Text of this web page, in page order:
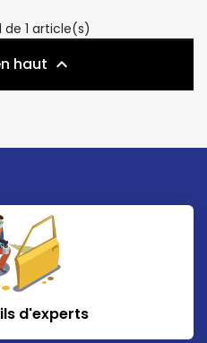
de 1 article(s)
haut 
d'experts